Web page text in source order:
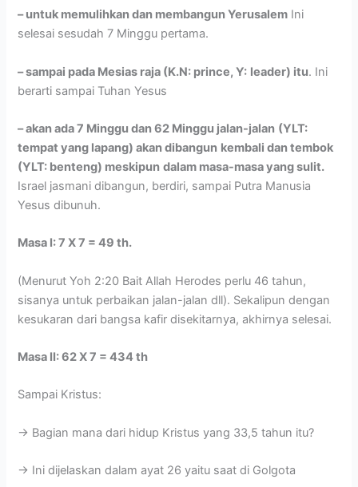
– untuk memulihkan dan membangun Yerusalem Ini
selesai sesudah 7 Minggu pertama.
– sampai pada Mesias raja (K.N: prince, Y: leader) itu. Ini
berarti sampai Tuhan Yesus
– akan ada 7 Minggu dan 62 Minggu jalan-jalan (YLT:
tempat yang lapang) akan dibangun kembali dan tembok
(YLT: benteng) meskipun dalam masa-masa yang sulit.
Israel jasmani dibangun, berdiri, sampai Putra Manusia
Yesus dibunuh.
Masa I: 7 X 7 = 49 th.
(Menurut Yoh 2:20 Bait Allah Herodes perlu 46 tahun,
sisanya untuk perbaikan jalan-jalan dll). Sekalipun dengan
kesukaran dari bangsa kafir disekitarnya, akhirnya selesai.
Masa II: 62 X 7 = 434 th
Sampai Kristus:
-> Bagian mana dari hidup Kristus yang 33,5 tahun itu?
-> Ini dijelaskan dalam ayat 26 yaitu saat di Golgota